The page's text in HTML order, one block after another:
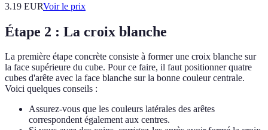
3.19 EURVoir le prix
Étape 2 : La croix blanche
La première étape concrète consiste à former une croix blanche sur
la face supérieure du cube. Pour ce faire, il faut positionner quatre
cubes d'arête avec la face blanche sur la bonne couleur centrale.
Voici quelques conseils :
Assurez-vous que les couleurs latérales des arêtes
correspondent également aux centres.